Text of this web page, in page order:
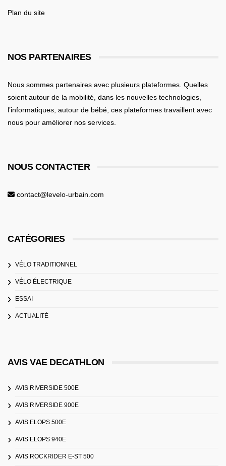
Plan du site
NOS PARTENAIRES
Nous sommes partenaires avec plusieurs plateformes. Quelles
soient autour de la mobilité , dans les nouvelles technologies,
l’informatiques, autour de bébé , ces plateformes travaillent avec
nous pour améliorer nos services.
NOUS CONTACTER
contact@levelo-urbain.com
CATÉGORIES
VÉLO TRADITIONNEL
VÉLO ÉLECTRIQUE
ESSAI
ACTUALITÉ
AVIS VAE DECATHLON
AVIS RIVERSIDE 500E
AVIS RIVERSIDE 900E
AVIS ELOPS 500E
AVIS ELOPS 940E
AVIS ROCKRIDER E-ST 500